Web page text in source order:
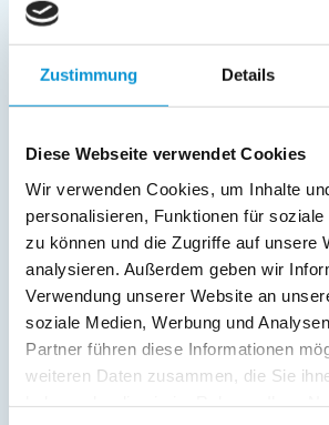
Zustimmung Details
Diese Webseite verwendet Cookies
Wir verwenden Cookies, um Inhalte
personalisieren, Funktionen für soziale
zu können und die Zugriffe auf unsere
analysieren. Außerdem geben wir
Verwendung unserer Website an
soziale Medien, Werbung und
Partner führen diese Informationen
weiteren Daten zusammen, die Sie
Familienfreundlichkeit. Der großzügige
gemeinsamen Entspannen und Kochen
Ferienwohnung verfügt über einen
mit Zutritt zur Küche. Die Wohnung
(180x200), einem Kleiderschrank und TV-
ausgestattet, in dem dritten
ausziehbares Kojenbett (160x200) und
bieten die Schlafzimmer die gewünschte
Erholung! Die Dusche im Badezimmer ist
eine Badewanne in einem weiteren
Entspannung ein. Die komplette
Echtholzfußboden und
im 1. Stock des Appartementhauses
Ferienwohnung kann ''barrierefrei'' über
direktem Zugang aus der Tiefgarage